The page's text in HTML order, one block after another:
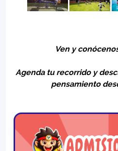
Ven y
Agenda tu recorrido y
pensamiento